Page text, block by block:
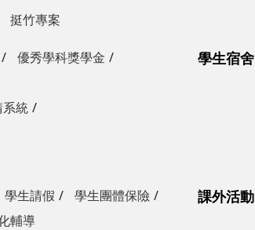
挺竹專案
優秀學科獎學金
統
學生宿舍
學生請假
學生團體保險
輔導
課外活動